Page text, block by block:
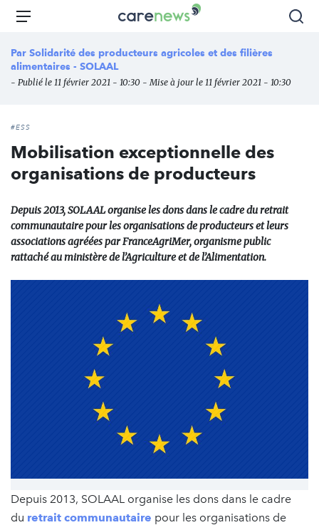
Aller
principal
Carenews,
média
acteurs
Menu
Par Solidarité des producteurs agricoles et des filières
alimentaires - SOLAAL
- Publié le 11 février 2021 - 10:30 - Mise à jour le 11 février 2021 - 10:30
#ESS
Mobilisation exceptionnelle des
organisations de producteurs
Depuis 2013, SOLAAL organise les dons dans le cadre du retrait
communautaire pour les organisations de producteurs et leurs
associations agréées par FranceAgriMer, organisme public
rattaché au ministère de l’Agriculture et de l’Alimentation.
Depuis 2013, SOLAAL organise les dons dans le cadre
du retrait communautaire pour les organisations de